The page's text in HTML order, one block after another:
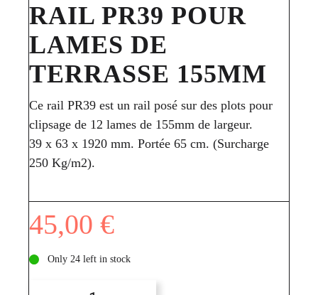
RAIL PR39 POUR
LAMES DE
TERRASSE 155MM
Ce rail PR39 est un rail posé sur des plots pour
clipsage de 12 lames de 155mm de largeur.
39 x 63 x 1920 mm. Portée 65 cm. (Surcharge
250 Kg/m2).
45,00 €
Only 24 left in stock